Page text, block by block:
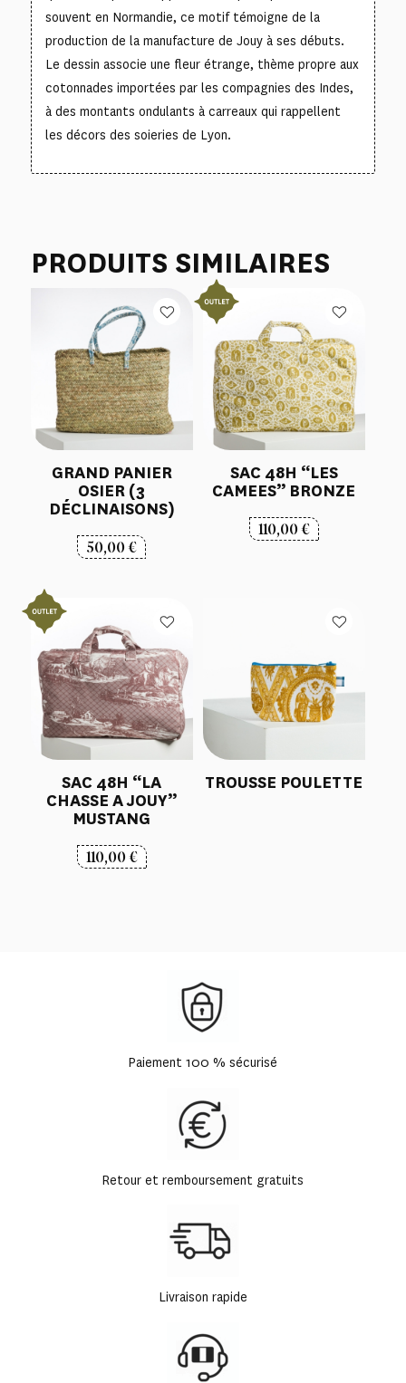
souvent en Normandie, ce motif témoigne de la
production de la manufacture de Jouy à ses débuts.
Le dessin associe une fleur étrange, thème propre aux
cotonnades importées par les compagnies des Indes,
à des montants ondulants à carreaux qui rappellent
les décors des soieries de Lyon.
PRODUITS SIMILAIRES
GRAND PANIER
OSIER (3
DÉCLINAISONS)
50,00€
SAC 48H “LES
CAMEES” BRONZE
110,00€
SAC 48H “LA
CHASSE A JOUY”
MUSTANG
110,00€
TROUSSE POULETTE
Paiement 100 % sécurisé
Retour et remboursement gratuits
Livraison rapide